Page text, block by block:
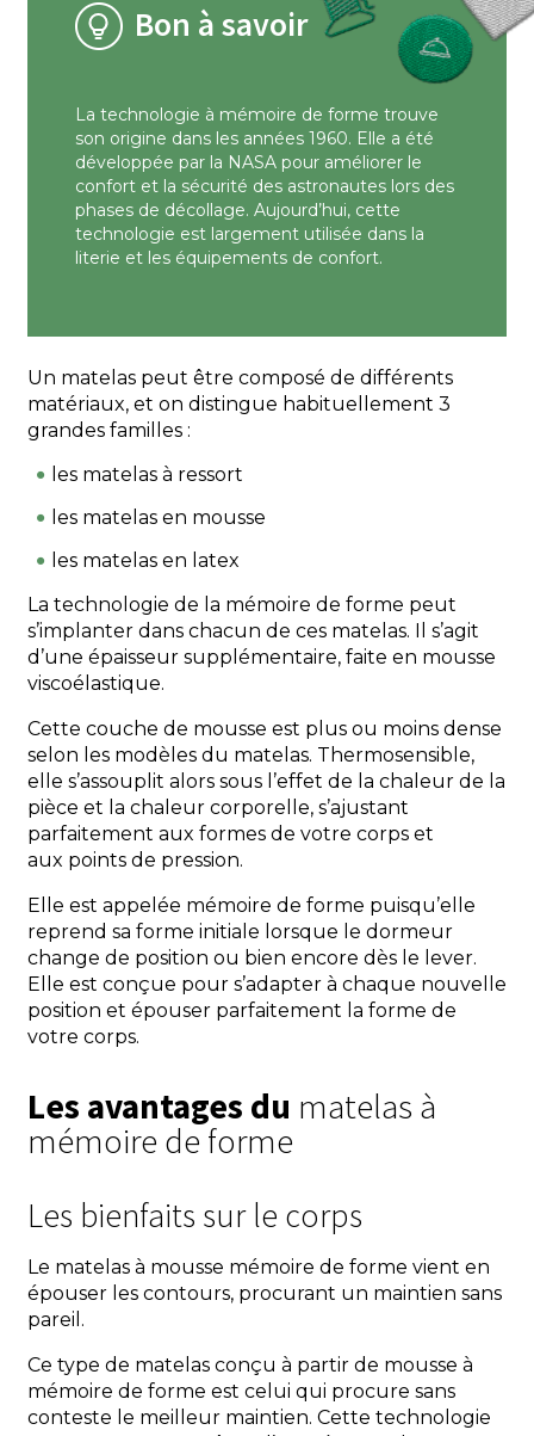
Bon à savoir
La technologie à mémoire de forme trouve
son origine dans les années 1960. Elle a été
développée par la NASA pour améliorer le
confort et la sécurité des astronautes lors des
phases de décollage. Aujourd’hui, cette
technologie est largement utilisée dans la
literie et les équipements de confort.
Un matelas peut être composé de différents
matériaux, et on distingue habituellement 3
grandes familles :
les matelas à ressort
les matelas en mousse
les matelas en latex
La technologie de la mémoire de forme peut
s’implanter dans chacun de ces matelas. Il s’agit
d’une épaisseur supplémentaire, faite en mousse
viscoélastique.
Cette couche de mousse est plus ou moins dense
selon les modèles du matelas. Thermosensible,
elle s’assouplit alors sous l’effet de la chaleur de la
pièce et la chaleur corporelle, s’ajustant
parfaitement aux formes de votre corps et
aux points de pression.
Elle est appelée mémoire de forme puisqu’elle
reprend sa forme initiale lorsque le dormeur
change de position ou bien encore dès le lever.
Elle est conçue pour s’adapter à chaque nouvelle
position et épouser parfaitement la forme de
votre corps.
Les avantages du matelas à
mémoire de forme
Les bienfaits sur le corps
Le matelas à mousse mémoire de forme vient en
épouser les contours, procurant un maintien sans
pareil.
Ce type de matelas conçu à partir de mousse à
mémoire de forme est celui qui procure sans
conteste le meilleur maintien. Cette technologie